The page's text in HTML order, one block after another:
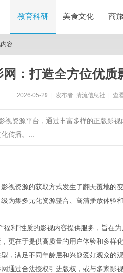
教育科研 美食文化 商
容
：打造全方位优
2026-05-29 发布者: 清流信息社 查
视资源平台，通过丰富多样的正版影
传播。...
视资源的获取方式发生了翻天覆地的
为集多元化资源整合、高清播放体验
福利”性质的影视内容提供服务，旨在
更在于提供高质量的用户体验和多样
，满足不同年龄层和兴趣爱好观众的
通过合法授权引进版权，或与多家影